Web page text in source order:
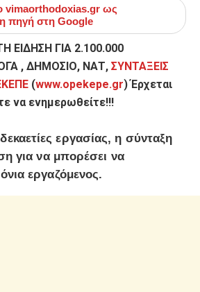
vimaorthodoxias.gr ως
πηγή στη Google
ΕΙΔΗΣΗ ΓΙΑ 2.100.000
, ΔΗΜΟΣΙΟ, ΝΑΤ, ΣΥΝΤΑΞΕΙΣ
(www.opekepe.gr) Έρχεται
να ενημερωθείτε!!!
εργασίας, η σύνταξη
για να μπορέσει να
εργαζόμενος.